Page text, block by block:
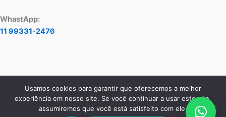
WhastApp:
11 99331-2476
Copyright © 2026 Assistência Técnica Electrolux - Central de
Atendimento:11 2985-9116- WhatsApp: 11 99331-2476
Usamos cookies para garantir que oferecemos a melhor
experiência em nosso site. Se você continuar a usar este site,
assumiremos que você está satisfeito com ele.